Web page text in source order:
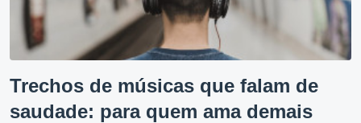
Trechos de músicas que falam de
saudade: para quem ama demais